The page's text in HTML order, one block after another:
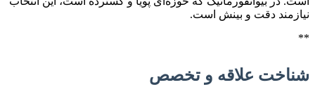
نیازمند دقت و بینش است.
**
شناخت علاقه و تخصص